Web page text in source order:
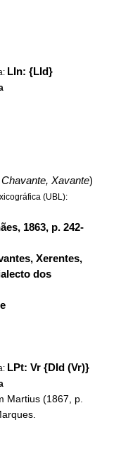
LIn: {LId}
Chavante, Xavante)
(UBL):
1863, p. 242-
Xerentes,
dos
LPt: Vr {DId (Vr)}
Martius (1867, p.